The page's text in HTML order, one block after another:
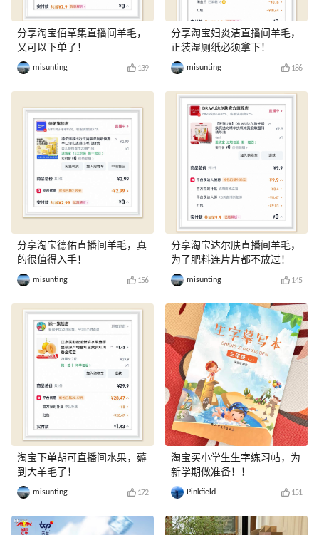
分享淘宝佰草集直播间羊毛，
又可以下单了！
misunting 139
分享淘宝德佑直播间羊毛，真
的很值得入手！
misunting 156
淘宝下单胡可直播间水果，薅
到大羊毛了！
misunting 172
分享淘宝妇炎洁直播间羊毛，
正装湿厕纸必须拿下！
misunting 186
分享淘宝达尔肤直播间羊毛，
为了肥料连片片都不放过！
misunting 145
淘宝买小学生生字练习帖，为
新学期做准备！！
Pinkfield 151